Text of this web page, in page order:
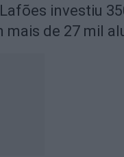
investiu
mais de 27 mil